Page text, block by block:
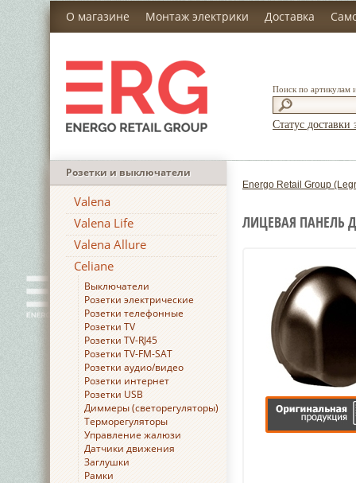
О магазине Монтаж электрики Доставка
Поиск по артикулам
Статус доставки
Розетки и выключатели
Valena
Valena Life
Valena Allure
Celiane
Выключатели
Розетки электрические
Розетки телефонные
Розетки TV
Розетки TV-RJ45
Розетки TV-FM-SAT
Розетки аудио/видео
Розетки интернет
Розетки USB
Диммеры (светорегуляторы)
Терморегуляторы
Управление жалюзи
Датчики движения
Заглушки
Рамки
Energo Retail Group
ЛИЦЕВАЯ ПАНЕЛЬ